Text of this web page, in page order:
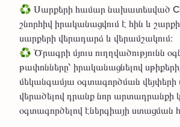
♻️ Սարքերի համար նախատեսված
շնորհիվ իրականացվում է հին և
սարքերի վերադարձ և վերամշակում։
♻️ Ծրագրի մյուս ուղղվածությունն
թափոնները՝ իրականացնելով
մեկանգամյա օգտագործման վեյփերի
վերածելով դրանք նոր արտադրանքի
օգտագործելով էներգիայի ստացման